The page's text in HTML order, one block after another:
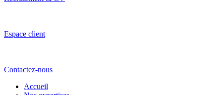
Espace client
Contactez-nous
Accueil